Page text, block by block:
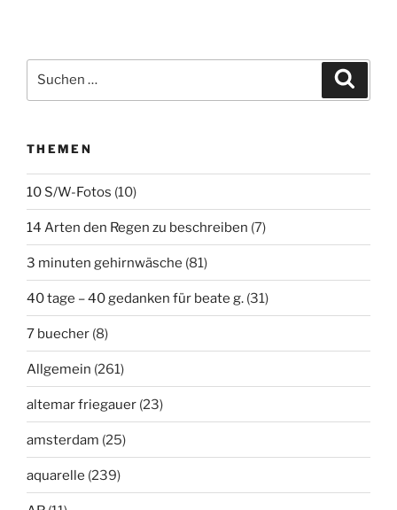
Suchen
THEMEN
10 S/W-Fotos (10)
14 Arten den Regen zu beschreiben (7)
3 minuten gehirnwäsche (81)
40 tage – 40 gedanken für beate g. (31)
7 buecher (8)
Allgemein (261)
altemar friegauer (23)
amsterdam (25)
aquarelle (239)